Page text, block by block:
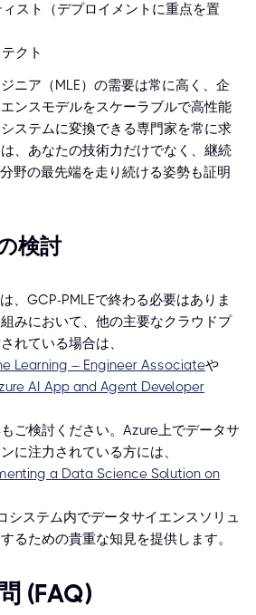
スト（デプロイメントに重点を置
クト
ニア（MLE）の需要は常に高く、企
ンスモデルをスケーラブルで高性能
ステムに変換できる専門家を常に求
、あなたの技術力だけでなく、継続
野の最先端を走り続ける姿勢も証明
検討
、GCP-PMLEで終わる必要はありま
みにおいて、他の主要なクラウドプ
れている場合は、
Learning – Engineer Associateや
AI App and Agent Developer
ご検討ください。Azure上でデータサ
に注力されている方には、
a Data Science Solution on
システム内でデータサイエンスソリュ
るための貴重な知見を提供します。
(FAQ)